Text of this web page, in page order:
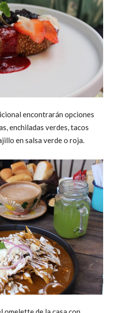
encontrarán opciones
enchiladas verdes, tacos
en salsa verde o roja.